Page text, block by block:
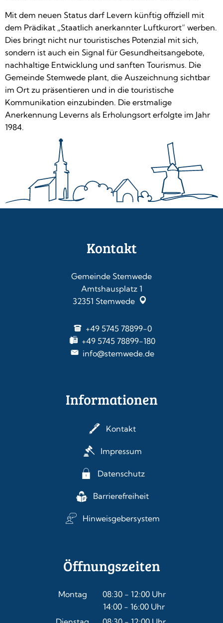
Mit dem neuen Status darf Levern künftig offiziell mit
dem Prädikat „Staatlich anerkannter Luftkurort“ werben.
Dies bringt nicht nur touristisches Potenzial mit sich,
sondern ist auch ein Signal für Gesundheitsangebote,
nachhaltige Entwicklung und sanften Tourismus. Die
Gemeinde Stemwede plant, die Auszeichnung sichtbar
im Ort zu präsentieren und in die touristische
Kommunikation einzubinden. Die erstmalige
Anerkennung Leverns als Erholungsort erfolgte im Jahr
1984.
Kontakt
Gemeinde Stemwede
Amtshausplatz 1
32351 Stemwede
+49 5745 78899-0
+49 5745 78899-180
info@stemwede.de
Informationen
Kontakt
Impressum
Datenschutz
Barrierefreiheit
Hinweisgebersystem
Öffnungszeiten
Montag 08:30- 12:00Uhr
Von 08:30 bis 12:00 Uhr
14:00 - 16:00 Uhr
Von 14:00 bis 16:00 Uhr